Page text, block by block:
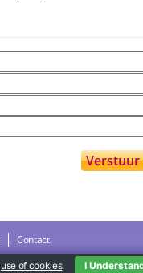
Contact
use of cookies. I